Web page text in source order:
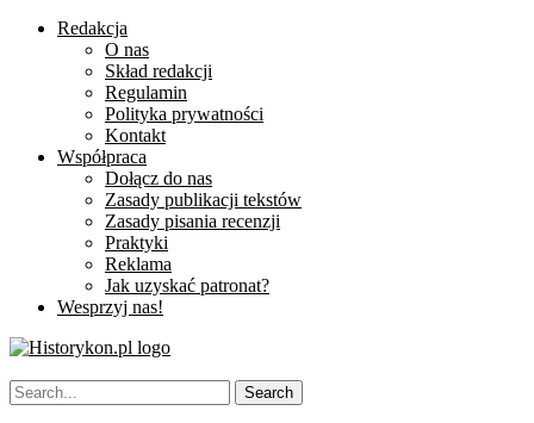
Redakcja
O nas
Skład redakcji
Regulamin
Polityka prywatności
Kontakt
Współpraca
Dołącz do nas
Zasady publikacji tekstów
Zasady pisania recenzji
Praktyki
Reklama
Jak uzyskać patronat?
Wesprzyj nas!